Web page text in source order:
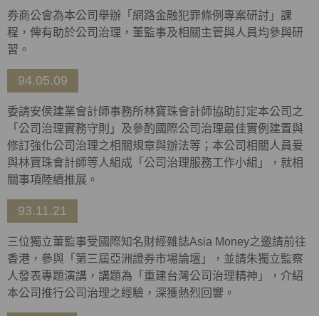
券商公會為本公司舉辦「網路金融犯罪條例專案研討」課
程，俾有助於公司治理，董監事及相關主管與人員均參與研
習。
94.05.09
委請安侯建業會計師事務所林寶珠會計師協助訂定本公司之
「公司治理實務守則」及參酌國際公司治理最佳實例建置與
修訂強化公司治理之相關規章與辦法等；本公司相關人員爰
與林寶珠會計師等人組成「公司治理服務工作小組」，就相
關事項陸續推展。
93.11.21
三位獨立董監事受國際知名財經雜誌Asia Money之邀請前往
香港，參與「第三屆亞洲證券市場論壇」，並請朱獨立監察
人發表專題演講，講題為「重建台灣公司治理精神」，介紹
本公司推行公司治理之經驗，深獲熱烈回響。